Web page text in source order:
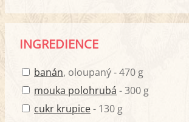
INGREDIENCE
banán, oloupaný - 470 g
mouka polohrubá - 300 g
cukr krupice- 130 g